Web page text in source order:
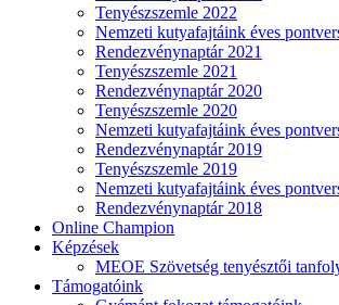
Tenyészszemle 2022
Nemzeti kutyafajtáink éves
Rendezvénynaptár 2021
Tenyészszemle 2021
Rendezvénynaptár 2020
Tenyészszemle 2020
Nemzeti kutyafajtáink éves
Rendezvénynaptár 2019
Tenyészszemle 2019
Nemzeti kutyafajtáink éves
Rendezvénynaptár 2018
Online Champion
Képzések
MEOE Szövetség tenyésztői
Támogatóink